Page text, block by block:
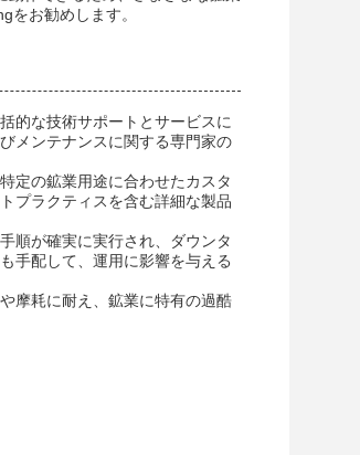
をお勧めします。
的な技術サポートとサービスに
メンテナンスに関する専門家の
定の鉱業用途に合わせたカスタ
プラクティスを含む詳細な製品
順が確実に実行され、ダウンタ
手配して、運用に影響を与える
摩耗に耐え、鉱業に特有の過酷